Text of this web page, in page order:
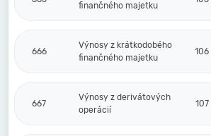
finančného majetku
666
Výnosy z krátkodobého
finančného majetku
106
667
Výnosy z derivátových
operácií
107